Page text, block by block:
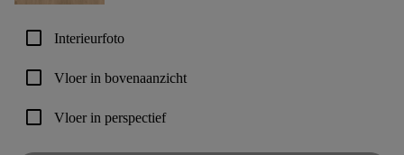
check_box_outline_blank Interieurfoto
check_box_outline_blank Vloer in bovenaanzicht
check_box_outline_blank Vloer in perspectief